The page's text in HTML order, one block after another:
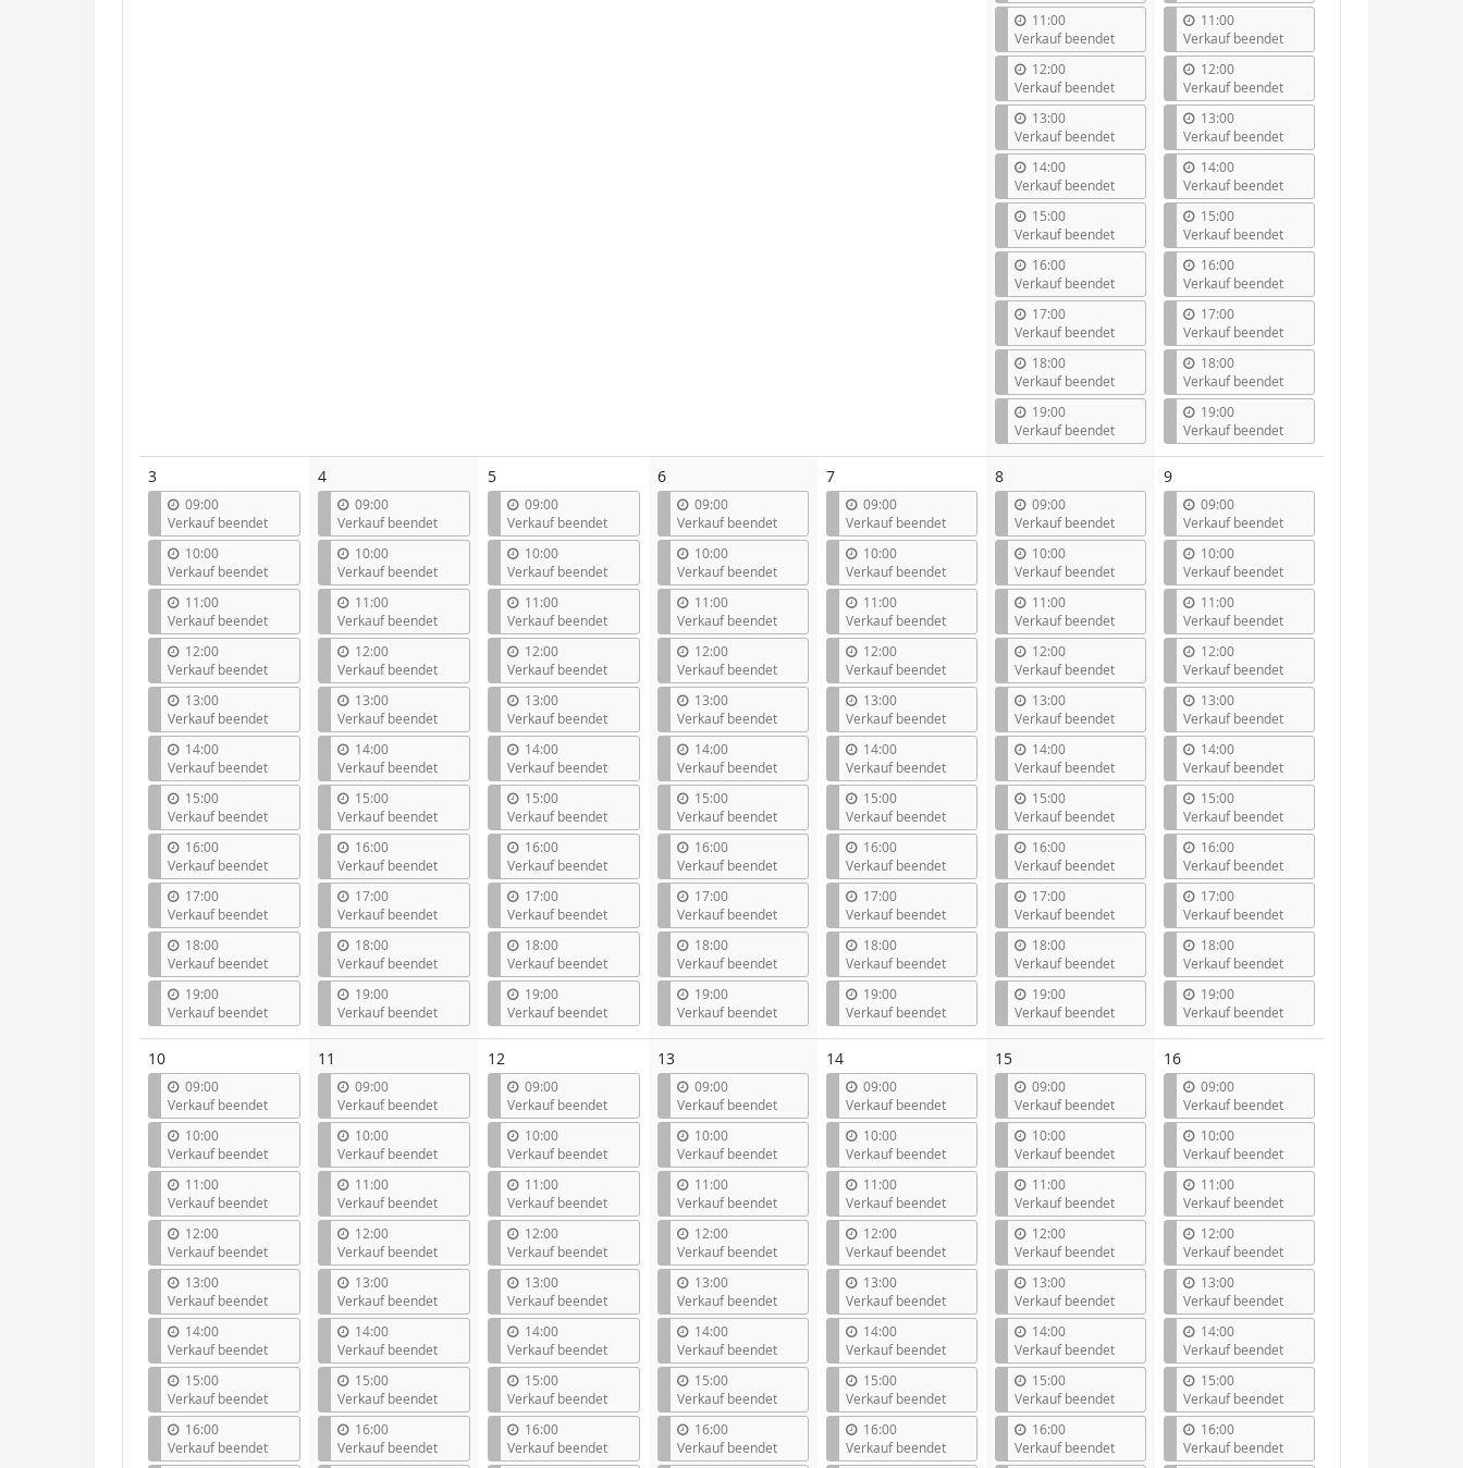
11:00
Verkauf beendet
12:00
Verkauf beendet
13:00
Verkauf beendet
14:00
Verkauf beendet
15:00
Verkauf beendet
16:00
Verkauf beendet
17:00
Verkauf beendet
18:00
Verkauf beendet
19:00
Verkauf beendet
11:00
Verkauf beendet
12:00
Verkauf beendet
13:00
Verkauf beendet
14:00
Verkauf beendet
15:00
Verkauf beendet
16:00
Verkauf beendet
17:00
Verkauf beendet
18:00
Verkauf beendet
19:00
Verkauf beendet
3
09:00
Verkauf beendet
10:00
Verkauf beendet
11:00
Verkauf beendet
12:00
Verkauf beendet
13:00
Verkauf beendet
14:00
Verkauf beendet
15:00
Verkauf beendet
16:00
Verkauf beendet
17:00
Verkauf beendet
18:00
Verkauf beendet
19:00
Verkauf beendet
4
09:00
Verkauf beendet
10:00
Verkauf beendet
11:00
Verkauf beendet
12:00
Verkauf beendet
13:00
Verkauf beendet
14:00
Verkauf beendet
15:00
Verkauf beendet
16:00
Verkauf beendet
17:00
Verkauf beendet
18:00
Verkauf beendet
19:00
Verkauf beendet
5
09:00
Verkauf beendet
10:00
Verkauf beendet
11:00
Verkauf beendet
12:00
Verkauf beendet
13:00
Verkauf beendet
14:00
Verkauf beendet
15:00
Verkauf beendet
16:00
Verkauf beendet
17:00
Verkauf beendet
18:00
Verkauf beendet
19:00
Verkauf beendet
6
09:00
Verkauf beendet
10:00
Verkauf beendet
11:00
Verkauf beendet
12:00
Verkauf beendet
13:00
Verkauf beendet
14:00
Verkauf beendet
15:00
Verkauf beendet
16:00
Verkauf beendet
17:00
Verkauf beendet
18:00
Verkauf beendet
19:00
Verkauf beendet
7
09:00
Verkauf beendet
10:00
Verkauf beendet
11:00
Verkauf beendet
12:00
Verkauf beendet
13:00
Verkauf beendet
14:00
Verkauf beendet
15:00
Verkauf beendet
16:00
Verkauf beendet
17:00
Verkauf beendet
18:00
Verkauf beendet
19:00
Verkauf beendet
8
09:00
Verkauf beendet
10:00
Verkauf beendet
11:00
Verkauf beendet
12:00
Verkauf beendet
13:00
Verkauf beendet
14:00
Verkauf beendet
15:00
Verkauf beendet
16:00
Verkauf beendet
17:00
Verkauf beendet
18:00
Verkauf beendet
19:00
Verkauf beendet
9
09:00
Verkauf beendet
10:00
Verkauf beendet
11:00
Verkauf beendet
12:00
Verkauf beendet
13:00
Verkauf beendet
14:00
Verkauf beendet
15:00
Verkauf beendet
16:00
Verkauf beendet
17:00
Verkauf beendet
18:00
Verkauf beendet
19:00
Verkauf beendet
10
09:00
Verkauf beendet
10:00
Verkauf beendet
11:00
Verkauf beendet
12:00
Verkauf beendet
13:00
Verkauf beendet
14:00
Verkauf beendet
15:00
Verkauf beendet
16:00
Verkauf beendet
11
09:00
Verkauf beendet
10:00
Verkauf beendet
11:00
Verkauf beendet
12:00
Verkauf beendet
13:00
Verkauf beendet
14:00
Verkauf beendet
15:00
Verkauf beendet
16:00
Verkauf beendet
12
09:00
Verkauf beendet
10:00
Verkauf beendet
11:00
Verkauf beendet
12:00
Verkauf beendet
13:00
Verkauf beendet
14:00
Verkauf beendet
15:00
Verkauf beendet
16:00
Verkauf beendet
13
09:00
Verkauf beendet
10:00
Verkauf beendet
11:00
Verkauf beendet
12:00
Verkauf beendet
13:00
Verkauf beendet
14:00
Verkauf beendet
15:00
Verkauf beendet
16:00
Verkauf beendet
14
09:00
Verkauf beendet
10:00
Verkauf beendet
11:00
Verkauf beendet
12:00
Verkauf beendet
13:00
Verkauf beendet
14:00
Verkauf beendet
15:00
Verkauf beendet
16:00
Verkauf beendet
15
09:00
Verkauf beendet
10:00
Verkauf beendet
11:00
Verkauf beendet
12:00
Verkauf beendet
13:00
Verkauf beendet
14:00
Verkauf beendet
15:00
Verkauf beendet
16:00
Verkauf beendet
16
09:00
Verkauf beendet
10:00
Verkauf beendet
11:00
Verkauf beendet
12:00
Verkauf beendet
13:00
Verkauf beendet
14:00
Verkauf beendet
15:00
Verkauf beendet
16:00
Verkauf beendet